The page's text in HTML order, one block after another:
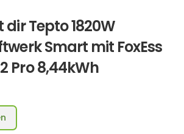
Tepto 1820W
Smart mit FoxEss
Pro 8,44kWh